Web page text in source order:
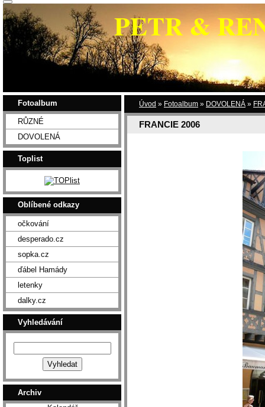
PETR &
Úvod » Fotoalbum » DOVOLENÁ »
FRANCIE 2006
Fotoalbum
RŮZNÉ
DOVOLENÁ
Toplist
Oblíbené odkazy
očkování
desperado.cz
sopka.cz
ďábel Hamády
letenky
dalky.cz
Vyhledávání
Archiv